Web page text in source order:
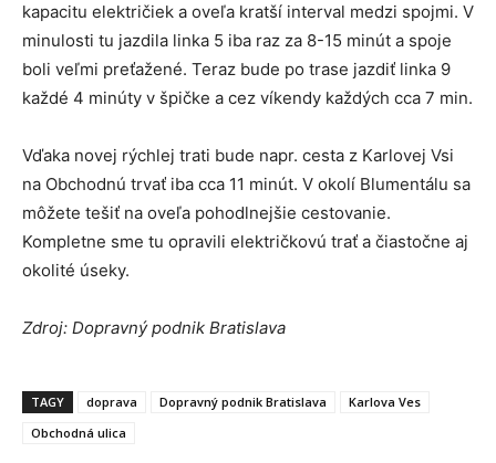
kapacitu električiek a oveľa kratší interval medzi spojmi. V
minulosti tu jazdila linka 5 iba raz za 8-15 minút a spoje
boli veľmi preťažené. Teraz bude po trase jazdiť linka 9
každé 4 minúty v špičke a cez víkendy každých cca 7 min.
Vďaka novej rýchlej trati bude napr. cesta z Karlovej Vsi
na Obchodnú trvať iba cca 11 minút. V okolí Blumentálu sa
môžete tešiť na oveľa pohodlnejšie cestovanie.
Kompletne sme tu opravili električkovú trať a čiastočne aj
okolité úseky.
Zdroj: Dopravný podnik Bratislava
TAGY doprava Dopravný podnik Bratislava
Karlova Ves
Obchodná ulica